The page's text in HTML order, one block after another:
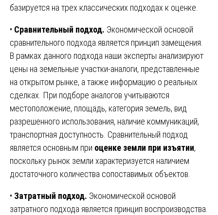
базируется на трех классических подходах к оценке.
• Сравнительный подход. Экономической основой
сравнительного подхода является принцип замещения.
В рамках данного подхода наши эксперты анализируют
цены на земельные участки-аналоги, представленные
на открытом рынке, а также информацию о реальных
сделках. При подборе аналогов учитываются
местоположение, площадь, категория земель, вид
разрешенного использования, наличие коммуникаций,
транспортная доступность. Сравнительный подход
является основным при оценке земли при изъятии,
поскольку рынок земли характеризуется наличием
достаточного количества сопоставимых объектов.
• Затратный подход. Экономической основой
затратного подхода является принцип воспроизводства.